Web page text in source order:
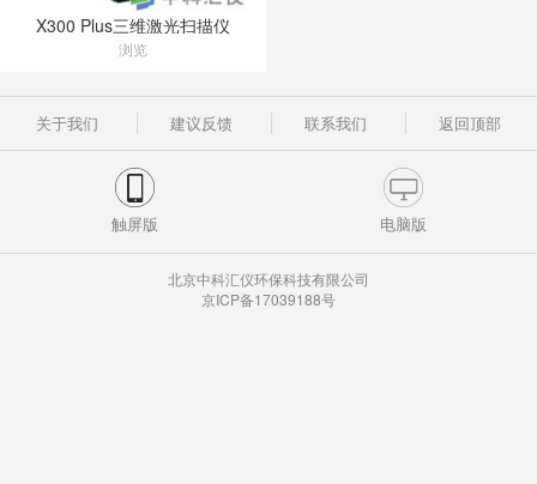
X300 Plus三维激光扫描仪
浏览
关于我们 建议反馈 联系我们 返回顶部
触屏版 电脑版
北京中科汇仪环保科技有限公司
京ICP备17039188号